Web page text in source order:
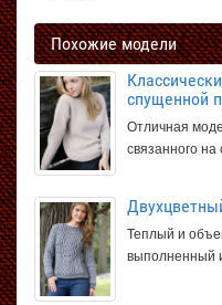
Похожие модели
спущенной
Отличная
связанного
Теплый и
выполненный